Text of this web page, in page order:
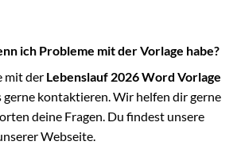
ich Probleme mit der Vorlage habe?
mit der Lebenslauf 2026 Word Vorlage
gerne kontaktieren. Wir helfen dir gerne
deine Fragen. Du findest unsere
Webseite.